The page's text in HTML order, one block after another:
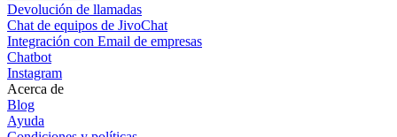
Devolución de llamadas
Chat de equipos de JivoChat
Integración con Email de empresas
Chatbot
Instagram
Acerca de
Blog
Ayuda